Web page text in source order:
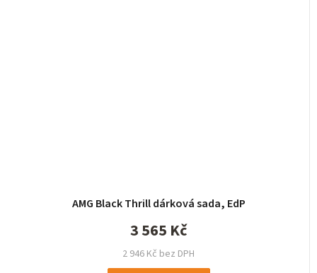
AMG Black Thrill dárková sada, EdP
2 946 Kč bez DPH
3 565 Kč